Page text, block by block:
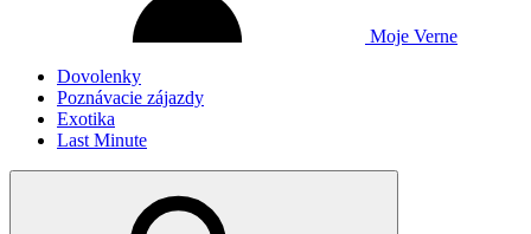
Moje Verne
Dovolenky
Poznávacie zájazdy
Exotika
Last Minute